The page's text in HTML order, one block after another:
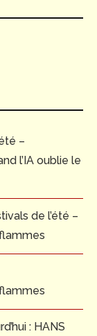
–
l’IA oublie le
de l’été –
: HANS